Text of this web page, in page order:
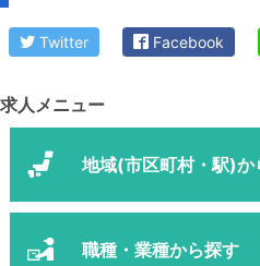
Twitter Facebook
求人メニュー
地域(市区町村・駅)か
職種・業種から探す